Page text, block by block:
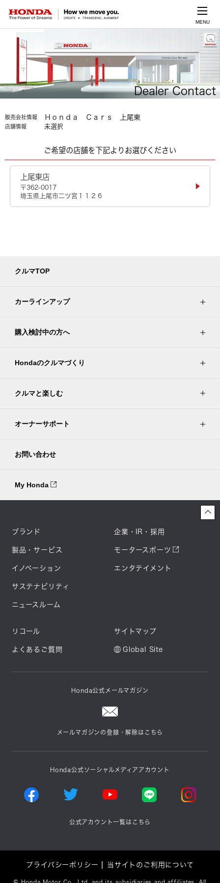
MENU
Dealer Contact
販売会社情報 Ｈｏｎｄａ Ｃａｒｓ 上尾東
店舗情報 未選択
ご希望の店舗を下記よりお選びください
上尾東店
〒362-0017
埼玉県上尾市二ツ宮１１２６
クルマTOP
カーラインアップ
購入検討中の方へ
Hondaのクルマづくり
クルマと楽しむ
オーナーサポート
お問い合わせ
My Honda
ブランド
製品・サービス
イノベーション
サステナビリティ
ニュースルーム
企業・IR・採用
モータースポーツ
エンタテイメント
リコール
よくあるご質問
サイトマップ
Global Site
Honda公式メールマガジン
メールマガジンの登録・解除はこちら
Honda公式ソーシャルメディアアカウント
公式アカウント一覧はこちら
プライバシーポリシー 当サイトのご利用について
Honda Motor Co., Ltd. and its subsidiaries and affiliates. All